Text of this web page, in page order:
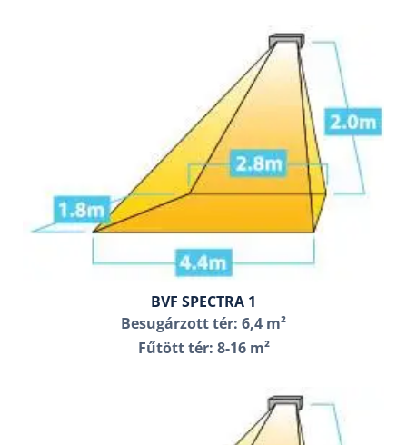
BVF SPECTRA 1
Besugárzott tér: 6,4 m²
Fűtött tér: 8-16 m²